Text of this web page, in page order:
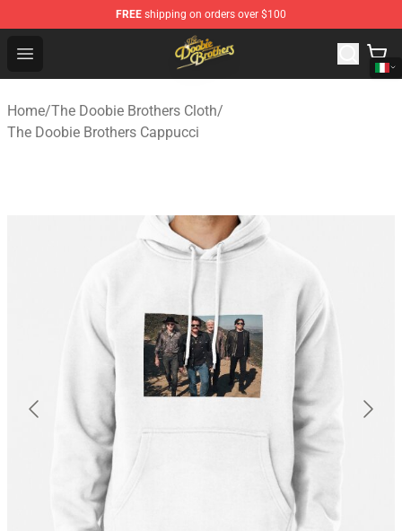
FREE shipping on orders over $100
Open menu
The Doobie Brothers Store - Official The Doobie
Home/The Doobie Brothers Cloth/
The Doobie Brothers Cappucci